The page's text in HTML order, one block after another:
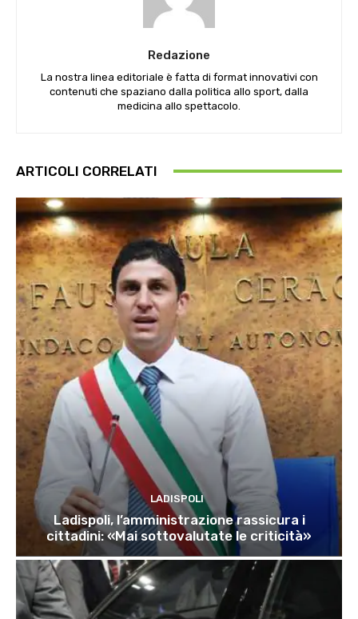
Redazione
La nostra linea editoriale è fatta di format innovativi con
contenuti che spaziano dalla politica allo sport, dalla
medicina allo spettacolo.
ARTICOLI CORRELATI
LADISPOLI
Ladispoli, l’amministrazione rassicura i
cittadini: «Mai sottovalutate le criticità»